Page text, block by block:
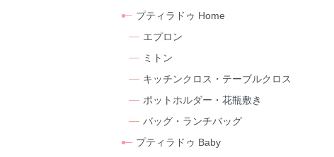
プティラドゥ Home
エプロン
ミトン
キッチンクロス・テーブルクロス
ポットホルダー・花瓶敷き
バッグ・ランチバッグ
プティラドゥ Baby